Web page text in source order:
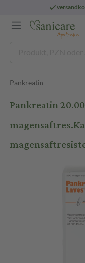
Pankreatin
Pankreatin